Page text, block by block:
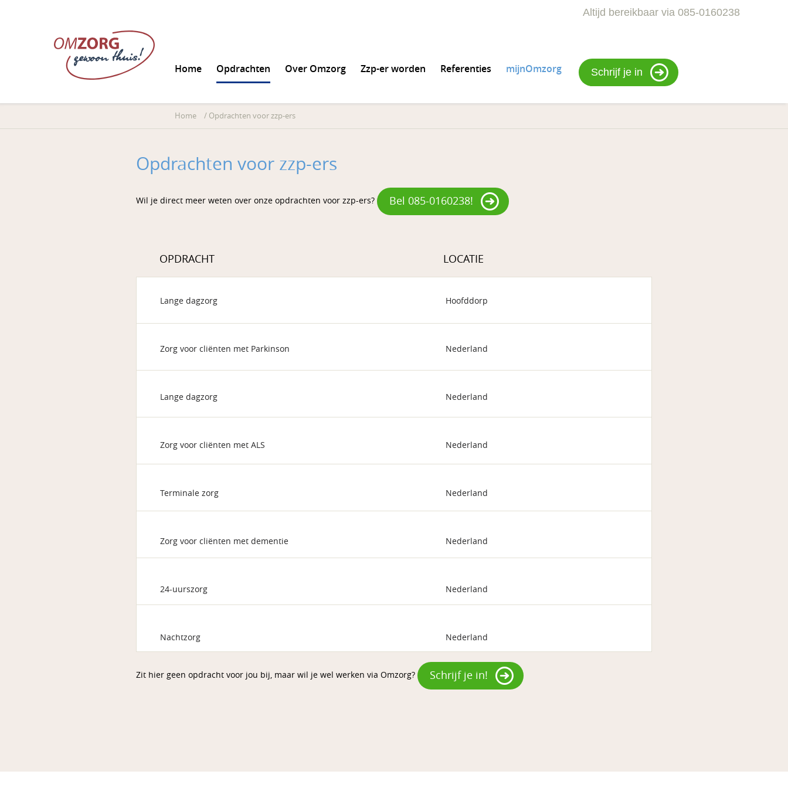
Altijd bereikbaar via 085-0160238
Home Opdrachten Over Omzorg Zzp-er worden Referenties mijnOmzorg Schrijf je in
Home / Opdrachten voor zzp-ers
Opdrachten voor zzp-ers
Wil je direct meer weten over onze opdrachten voor zzp-ers? Bel 085-0160238!
OPDRACHT LOCATIE
Lange dagzorg Hoofddorp
Zorg voor cliënten met Parkinson Nederland
Lange dagzorg Nederland
Zorg voor cliënten met ALS Nederland
Terminale zorg Nederland
Zorg voor cliënten met dementie Nederland
24-uurszorg Nederland
Nachtzorg Nederland
Zit hier geen opdracht voor jou bij, maar wil je wel werken via Omzorg? Schrijf je in!